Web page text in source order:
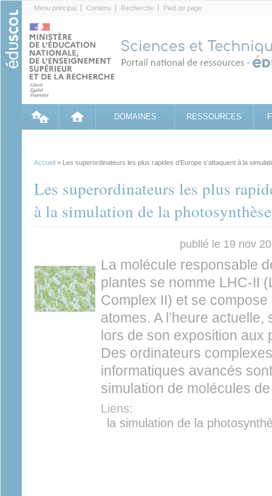
Menu principal Contenu Recherche Pied de page
DOMAINES RESSOURCES
Accueil > Les superordinateurs les plus rapides d’Europe s’attaquent à la
Les superordinateurs les plus
à la simulation de la photosynthèse
publié le 19 nov
La molécule responsable
plantes se nomme LHC-II
Complex II) et se
atomes. A l’heure
lors de son exposition aux
Des ordinateurs
informatiques avancés
simulation de molécules
Liens:
la simulation de la